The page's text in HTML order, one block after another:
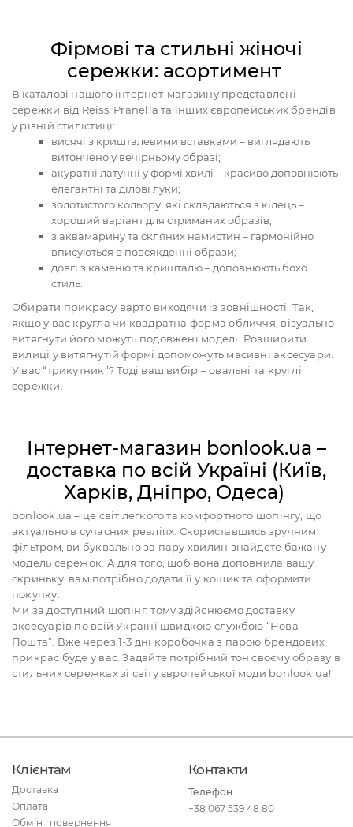
Фірмові та стильні жіночі
сережки: асортимент
В каталозі нашого інтернет-магазину представлені
сережки від Reiss, Pranella та інших європейських брендів
у різній стилістиці:
висячі з кришталевими вставками – виглядають
витончено у вечірньому образі;
акуратні латунні у формі хвилі – красиво доповнюють
елегантні та ділові луки;
золотистого кольору, які складаються з кілець –
хороший варіант для стриманих образів;
з аквамарину та скляних намистин – гармонійно
вписуються в повсякденні образи;
довгі з каменю та кришталю – доповнюють бохо
стиль.
Обирати прикрасу варто виходячи із зовнішності. Так,
якщо у вас кругла чи квадратна форма обличчя, візуально
витягнути його можуть подовжені моделі. Розширити
вилиці у витягнутій формі допоможуть масивні аксесуари.
У вас “трикутник”? Тоді ваш вибір – овальні та круглі
сережки.
Інтернет-магазин bonlook.ua –
доставка по всій Україні (Київ,
Харків, Дніпро, Одеса)
bonlook.ua – це світ легкого та комфортного шопінгу, що
актуально в сучасних реаліях. Скориставшись зручним
фільтром, ви буквально за пару хвилин знайдете бажану
модель сережок. А для того, щоб вона доповнила вашу
скриньку, вам потрібно додати її у кошик та оформити
покупку.
Ми за доступний шопінг, тому здійснюємо доставку
аксесуарів по всій Україні швидкою службою “Нова
Пошта”. Вже через 1-3 дні коробочка з парою брендових
прикрас буде у вас. Задайте потрібний тон своєму образу в
стильних сережках зі світу європейської моди bonlook.ua!
Клієнтам
Доставка
Оплата
Обмін і повернення
Контакти
Телефон
+38 067 539 48 80